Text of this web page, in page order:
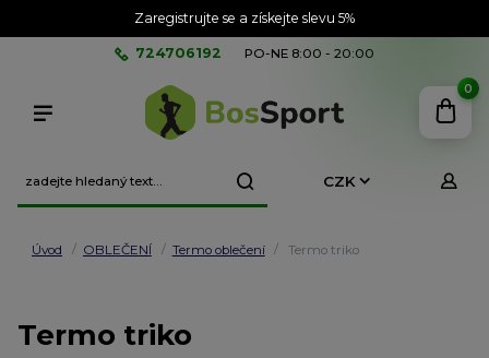
Zaregistrujte se a získejte slevu 5%
CZK
724706192 PO-NE 8:00 - 20:00
0
Úvod OBLEČENÍ Termo oblečení Termo triko
Termo triko